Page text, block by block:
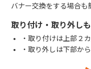
バナー交換をする場合も
取り付け・取り外しも
・取り付けは上部２
・取り外しは下部か